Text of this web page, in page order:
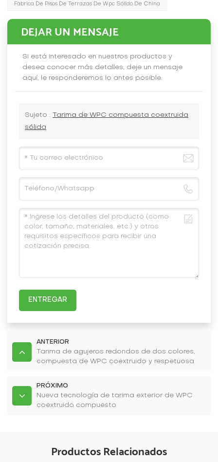
Fábrica De Pisos De Terrazas De Wpc Sólido De China
DEJAR UN MENSAJE
Si está interesado en nuestros productos y
desea conocer más detalles, deje un mensaje
aquí, le responderemos lo antes posible.
Sujeto :
Tarima de WPC compuesta coextruida
sólida
ENTREGAR
ANTERIOR
Tarima de agujeros redondos de dos colores,
compuesta de WPC coextruido y respetuosa
PRÓXIMO
Nueva tecnología de tarima exterior de WPC
coextruido compuesto
Productos Relacionados